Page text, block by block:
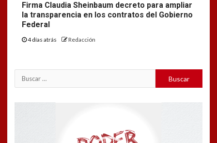
Firma Claudia Sheinbaum decreto para ampliar
la transparencia en los contratos del Gobierno
Federal
4 días atrás Redacción
Buscar: